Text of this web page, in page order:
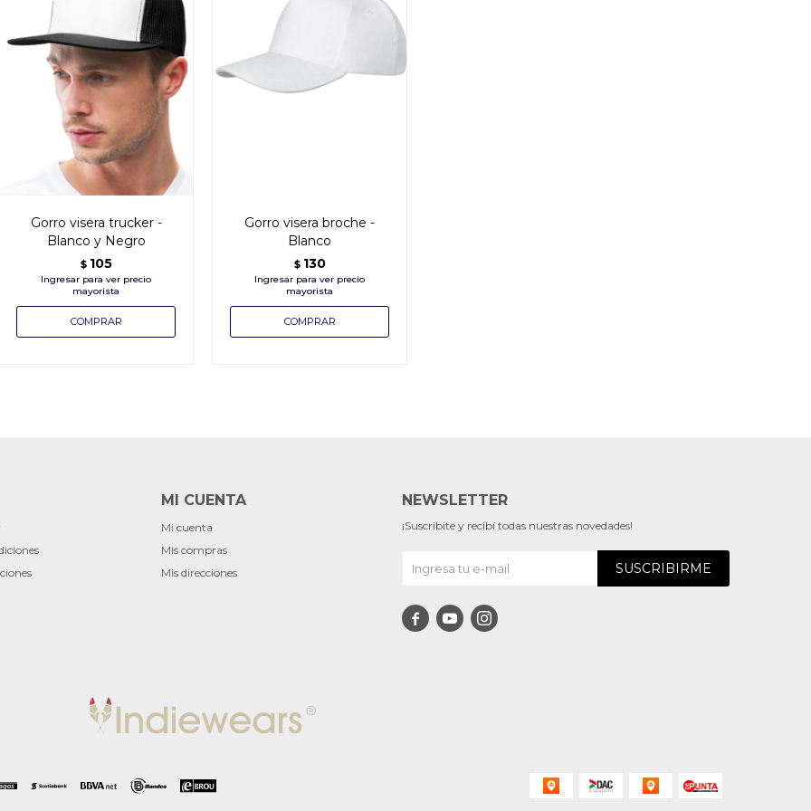
Gorro visera trucker -
Blanco y Negro
$ 105
Gorro visera broche -
Blanco
$ 130
MI CUENTA
Mi cuenta
Mis compras
Mis direcciones
NEWSLETTER
¡Suscribite y recibí todas nuestras novedades!
SUSCRIBIRME
  